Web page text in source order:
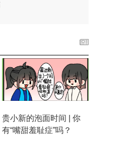
贵小新的泡面时间 | 你
有“嘴甜羞耻症”吗？